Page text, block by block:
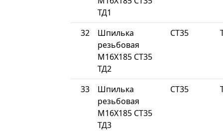
ТД1
32
Шпилька
резьбовая
М16Х185 СТ35
ТД2
СТ35
33
Шпилька
резьбовая
М16Х185 СТ35
ТД3
СТ35